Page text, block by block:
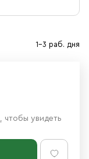
1-3 раб. дня
, чтобы увидеть